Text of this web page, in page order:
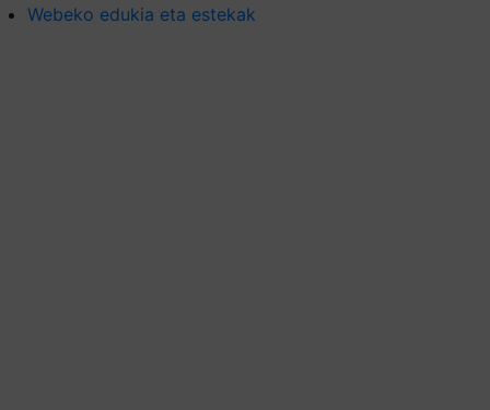
Webeko edukia eta estekak